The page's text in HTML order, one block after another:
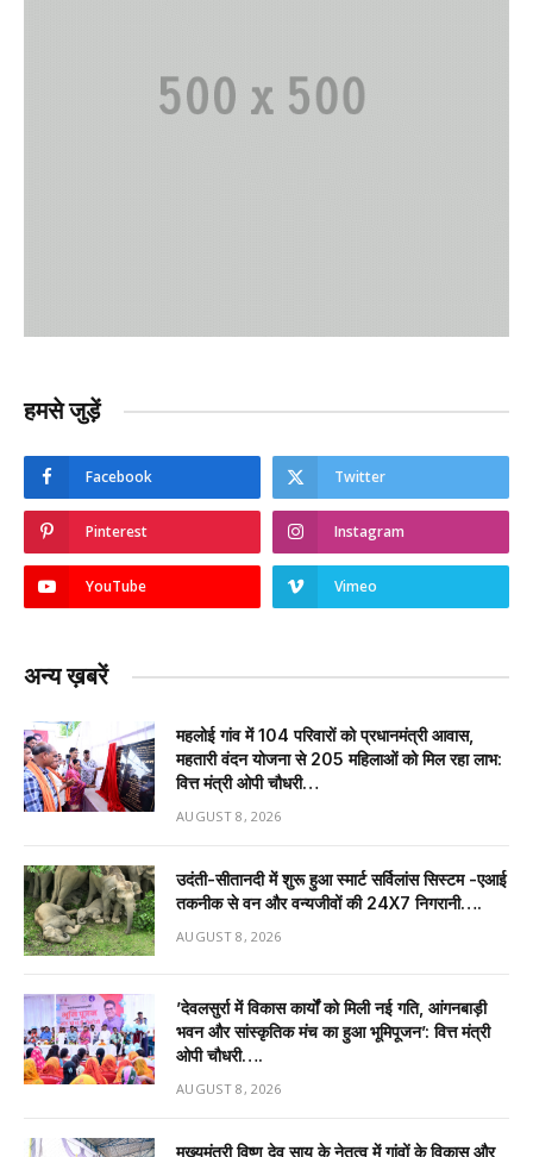
हमसे जुड़ें
Facebook Twitter
Pinterest Instagram
YouTube Vimeo
अन्य ख़बरें
महलोई गांव में 104 परिवारों को प्रधानमंत्री आवास,
महतारी वंदन योजना से 205 महिलाओं को मिल रहा लाभ:
वित्त मंत्री ओपी चौधरी…
AUGUST 8, 2026
उदंती-सीतानदी में शुरू हुआ स्मार्ट सर्विलांस सिस्टम -एआई
तकनीक से वन और वन्यजीवों की 24X7 निगरानी….
AUGUST 8, 2026
’देवलसुर्रा में विकास कार्यों को मिली नई गति, आंगनबाड़ी
भवन और सांस्कृतिक मंच का हुआ भूमिपूजन’: वित्त मंत्री
ओपी चौधरी….
AUGUST 8, 2026
मुख्यमंत्री विष्णु देव साय के नेतृत्व में गांवों के विकास और